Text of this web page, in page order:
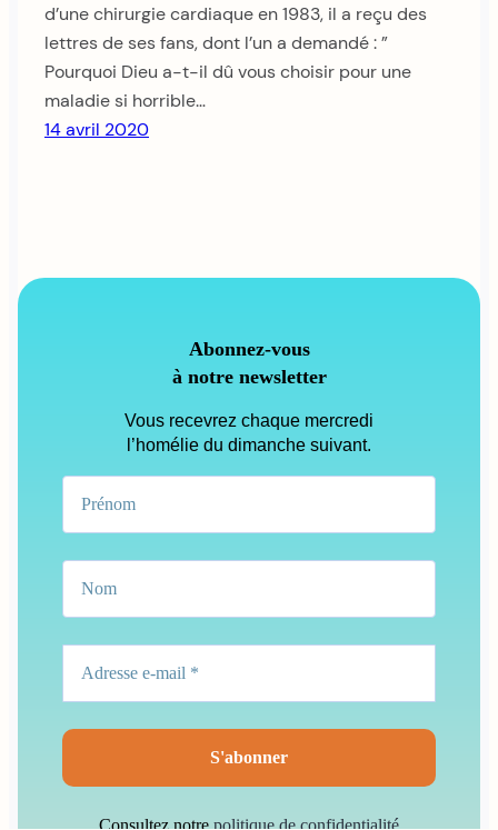
d’une chirurgie cardiaque en 1983, il a reçu des
lettres de ses fans, dont l’un a demandé : ”
Pourquoi Dieu a-t-il dû vous choisir pour une
maladie si horrible…
14 avril 2020
Abonnez-vous
à notre newsletter
Vous recevrez chaque mercredi
l’homélie du dimanche suivant.
Consultez notrepolitique de confidentialité